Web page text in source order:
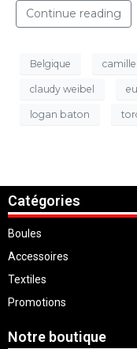
Continue reading
Belgique
claudy weibel
logan baton
Catégories
Boules
Accessoires
Textiles
Promotions
Notre boutique